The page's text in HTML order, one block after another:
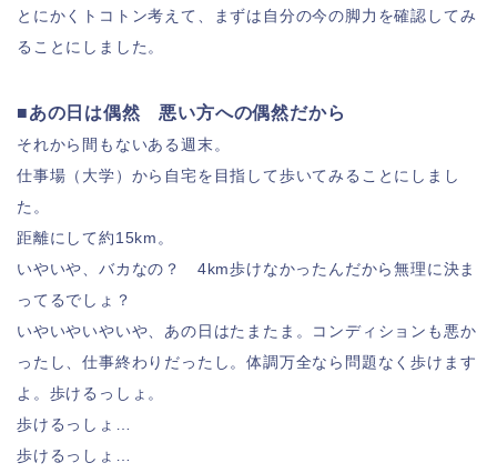
とにかくトコトン考えて、まずは自分の今の脚力を確認してみ
ることにしました。
■あの日は偶然 悪い方への偶然だから
それから間もないある週末。
仕事場（大学）から自宅を目指して歩いてみることにしまし
た。
距離にして約15km。
いやいや、バカなの？ 4km歩けなかったんだから無理に決ま
ってるでしょ？
いやいやいやいや、あの日はたまたま。コンディションも悪か
ったし、仕事終わりだったし。体調万全なら問題なく歩けます
よ。歩けるっしょ。
歩けるっしょ…
歩けるっしょ…